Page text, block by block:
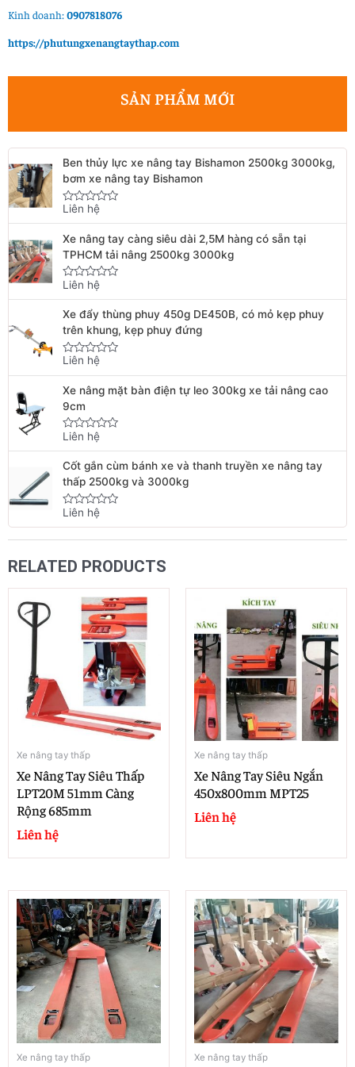
Kinh doanh:0907818076
https://phutungxenangtaythap.com
SẢN PHẨM MỚI
Ben thủy lực xe nâng tay Bishamon 2500kg 3000kg,
bơm xe nâng tay Bishamon
Rated
0
of
5
Liên hệ
Xe nâng tay càng siêu dài 2,5M hàng có sẵn tại
TPHCM tải nâng 2500kg 3000kg
Rated
0
of
5
Liên hệ
Xe đẩy thùng phuy 450g DE450B, có mỏ kẹp phuy
trên khung, kẹp phuy đứng
Rated
0
of
5
Liên hệ
Xe nâng mặt bàn điện tự leo 300kg xe tải nâng cao
9cm
Rated
0
out
of
5
Liên hệ
Cốt gắn cùm bánh xe và thanh truyền xe nâng tay
thấp 2500kg và 3000kg
Rated
0
Liên hệ
RELATED PRODUCTS
Xe nâng tay thấp
Xe Nâng Tay Siêu Thấp
LPT20M 51mm Càng
Rộng 685mm
Liên hệ
Xe nâng tay thấp
Xe Nâng Tay Siêu Ngắn
450x800mm MPT25
Liên hệ
Xe nâng tay thấp Xe nâng tay thấp